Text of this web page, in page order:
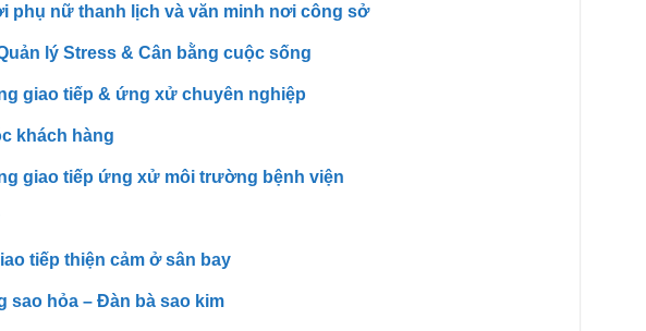
phụ nữ thanh lịch và văn minh nơi công sở
lý Stress & Cân bằng cuộc sống
giao tiếp & ứng xử chuyên nghiệp
khách hàng
giao tiếp ứng xử môi trường bệnh viện
tiếp thiện cảm ở sân bay
sao hỏa – Đàn bà sao kim